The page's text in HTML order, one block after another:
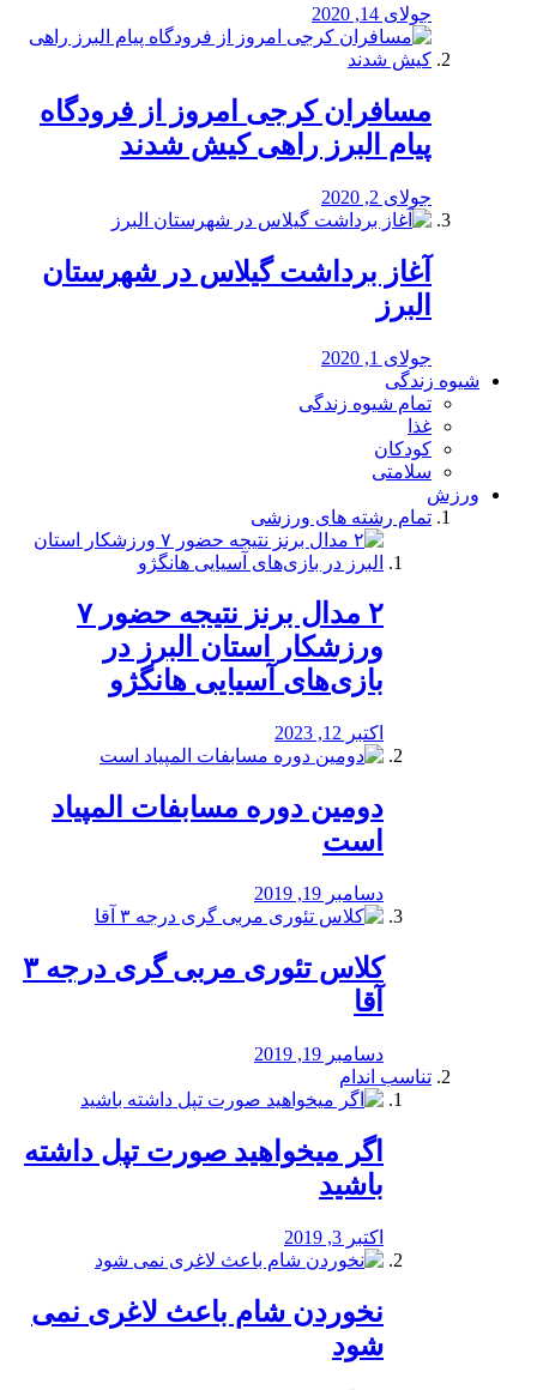
جولای 14, 2020
مسافران کرجی امروز از فرودگاه
پیام البرز راهی کیش شدند
جولای 2, 2020
آغاز برداشت گیلاس در شهرستان
البرز
جولای 1, 2020
شیوه زندگی
تمام شیوه زندگی
غذا
کودکان
سلامتی
ورزش
تمام رشته های ورزشی
۲ مدال برنز نتیجه حضور ۷
ورزشکار استان البرز در
بازی‌های آسیایی هانگژو
اکتبر 12, 2023
دومین دوره مسابفات المپیاد
است
دسامبر 19, 2019
کلاس تئوری مربی گری درجه ۳
آقا
دسامبر 19, 2019
تناسب اندام
اگر میخواهید صورت تپل داشته
باشید
اکتبر 3, 2019
نخوردن شام باعث لاغری نمی
‌شود